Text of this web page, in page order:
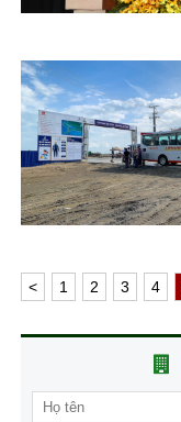
< 1 2 3 4